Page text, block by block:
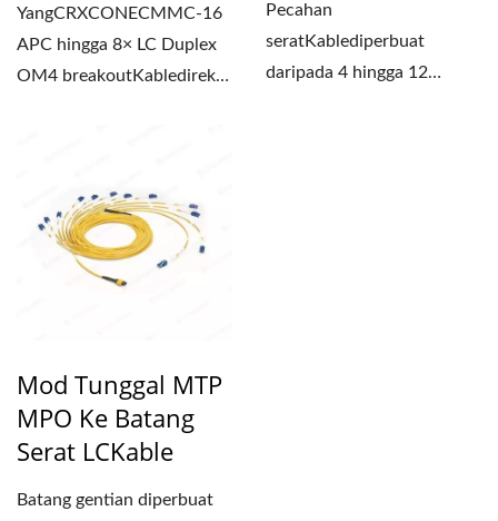
YangCRXCONECMMC-16
APC hingga 8× LC Duplex
OM4 breakoutKabledireka
Pecahan
seratKablediperbuat
daripada 4 hingga 12
Mod Tunggal MTP
MPO Ke Batang
Serat LCKable
Batang gentian diperbuat